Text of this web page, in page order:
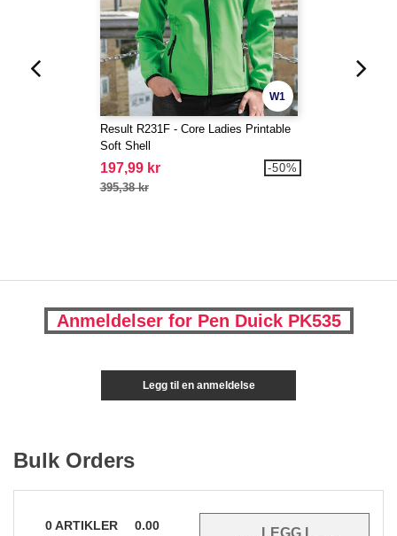
W1
Result R231F - Core Ladies Printable
Soft Shell
197,99 kr
395,38 kr
-50%
Anmeldelser for Pen Duick PK535
Legg til en anmeldelse
Bulk Orders
0ARTIKLER
0.00